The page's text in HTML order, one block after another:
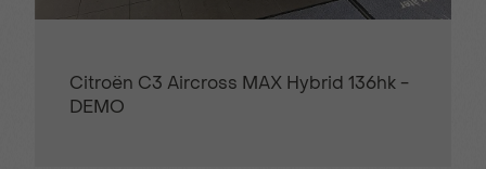
Citroën C3 Aircross MAX Hybrid 136hk -
DEMO